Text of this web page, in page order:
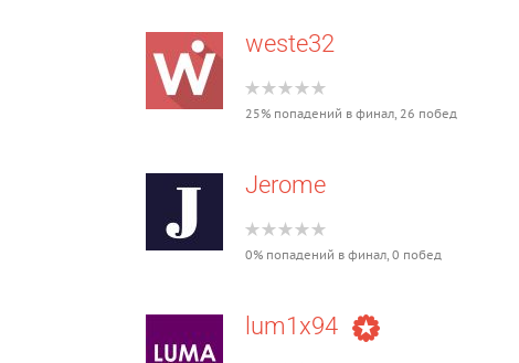
weste32
25% попадений в финал, 26 побед
Jerome
0% попадений в финал, 0 побед
lum1x94